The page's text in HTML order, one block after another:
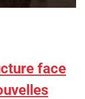
face